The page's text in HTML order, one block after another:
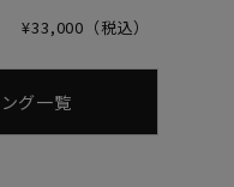
¥33,000（税込）
グ一覧